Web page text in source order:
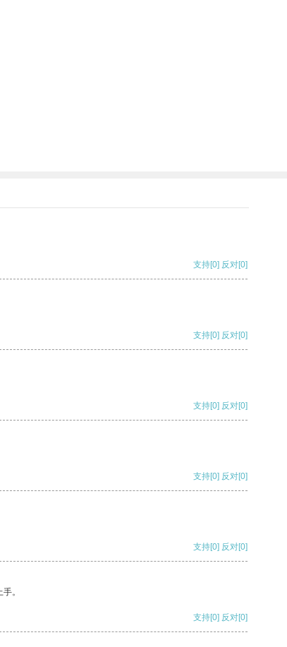
支持[0] 反对[0]
支持[0] 反对[0]
支持[0] 反对[0]
支持[0] 反对[0]
支持[0] 反对[0]
。
支持[0] 反对[0]